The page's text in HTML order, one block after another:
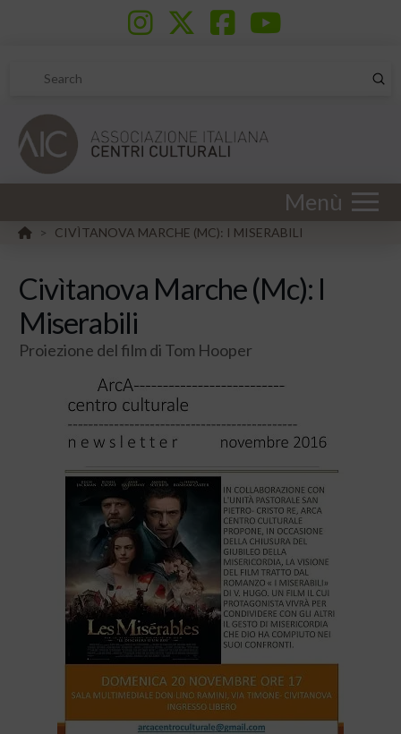
Search
Menù
HOME
> CIVÌTANOVA MARCHE (MC): I MISERABILI
Civìtanova Marche (Mc): I
Miserabili
Proiezione del film di Tom Hooper